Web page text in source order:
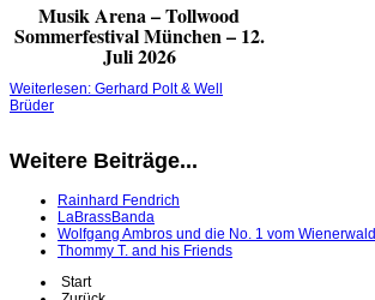
Musik Arena – Tollwood
Sommerfestival München – 12.
Juli 2026
Weiterlesen: Gerhard Polt & Well
Brüder
Weitere Beiträge...
Rainhard Fendrich
LaBrassBanda
Wolfgang Ambros und die No. 1 vom Wienerwald
Thommy T. and his Friends
Start